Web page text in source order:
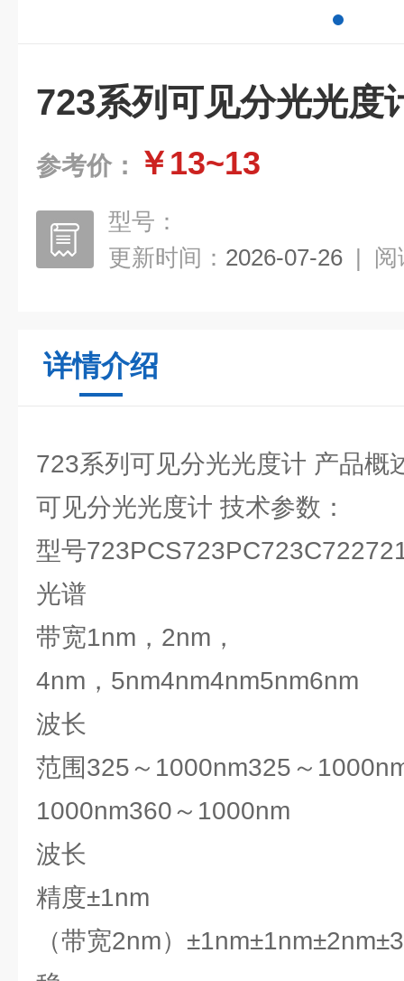
723系列可见分光光度
参考价： ￥13~13
型号：
更新时间： 2026-07-26 | 阅
详情介绍
723系列可见分光光度计 产品概
可见分光光度计 技术参数：
型号
光谱
带宽1nm，2nm，
4nm，5nm4nm4nm5nm6nm
波长
范围325～1000nm325～
1000nm360～1000nm
波长
精度±1nm
（带宽2nm）